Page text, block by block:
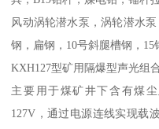
风动涡轮潜水泵，涡轮潜水
钢，扁钢，10号斜腿槽钢，
KXH127型矿用隔爆型声光组
主要用于煤矿井下含有煤
127V，通过电源连线实现载